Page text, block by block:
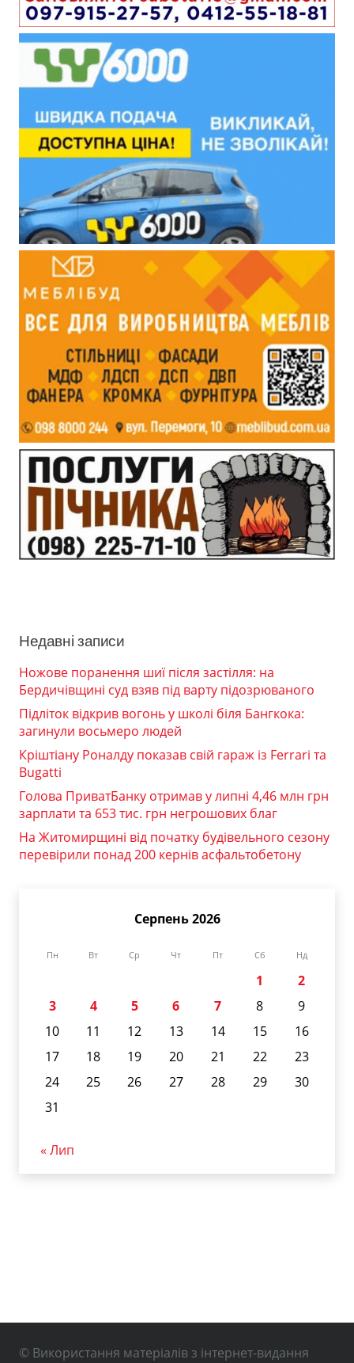
Недавні записи
Ножове поранення шиї після застілля: на
Бердичівщині суд взяв під варту підозрюваного
Підліток відкрив вогонь у школі біля Бангкока:
загинули восьмеро людей
Кріштіану Роналду показав свій гараж із Ferrari та
Bugatti
Голова ПриватБанку отримав у липні 4,46 млн грн
зарплати та 653 тис. грн негрошових благ
На Житомирщині від початку будівельного сезону
перевірили понад 200 кернів асфальтобетону
Серпень 2026
Пн Вт Ср Чт Пт Сб Нд
1
2
3
4 5 6 7 8
9
10
11 12 13 14 15
16
17
18 19 20 21 22
23
24
25 26 27 28 29
30
31
« Лип
© Використання матеріалів з інтернет-видання